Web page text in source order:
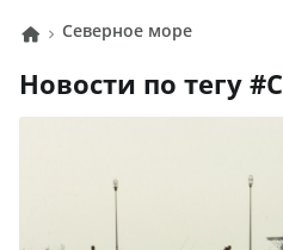
Северное море
Новости по тегу #